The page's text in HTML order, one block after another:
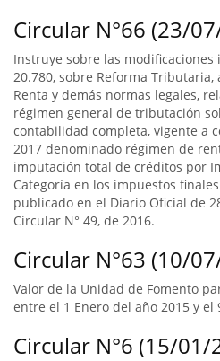
Circular N°66 (23/
Instruye sobre las modificaciones
20.780, sobre Reforma Tributaria,
Renta y demás normas legales,
régimen general de tributación
contabilidad completa, vigente a
2017 denominado régimen de
imputación total de créditos por
Categoría en los impuestos
publicado en el Diario Oficial de
Circular N° 49, de 2016.
Circular N°63 (10/
Valor de la Unidad de Fomento
entre el 1 Enero del año 2015 y el
Circular N°6 (15/01/